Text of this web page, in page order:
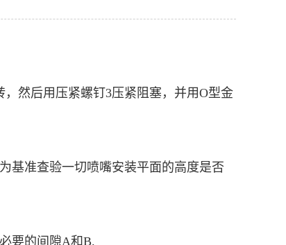
然后用压紧螺钉3压紧阻塞，并用O型金
基准查验一切喷嘴安装平面的高度是否
要的间隙A和B.